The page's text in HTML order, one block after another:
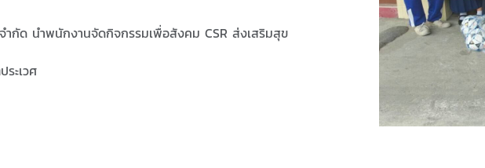
กัด นำพนักงานจัดกิจกรรมเพื่อสังคม CSR ส่งเสริมสุข
ะเวศ